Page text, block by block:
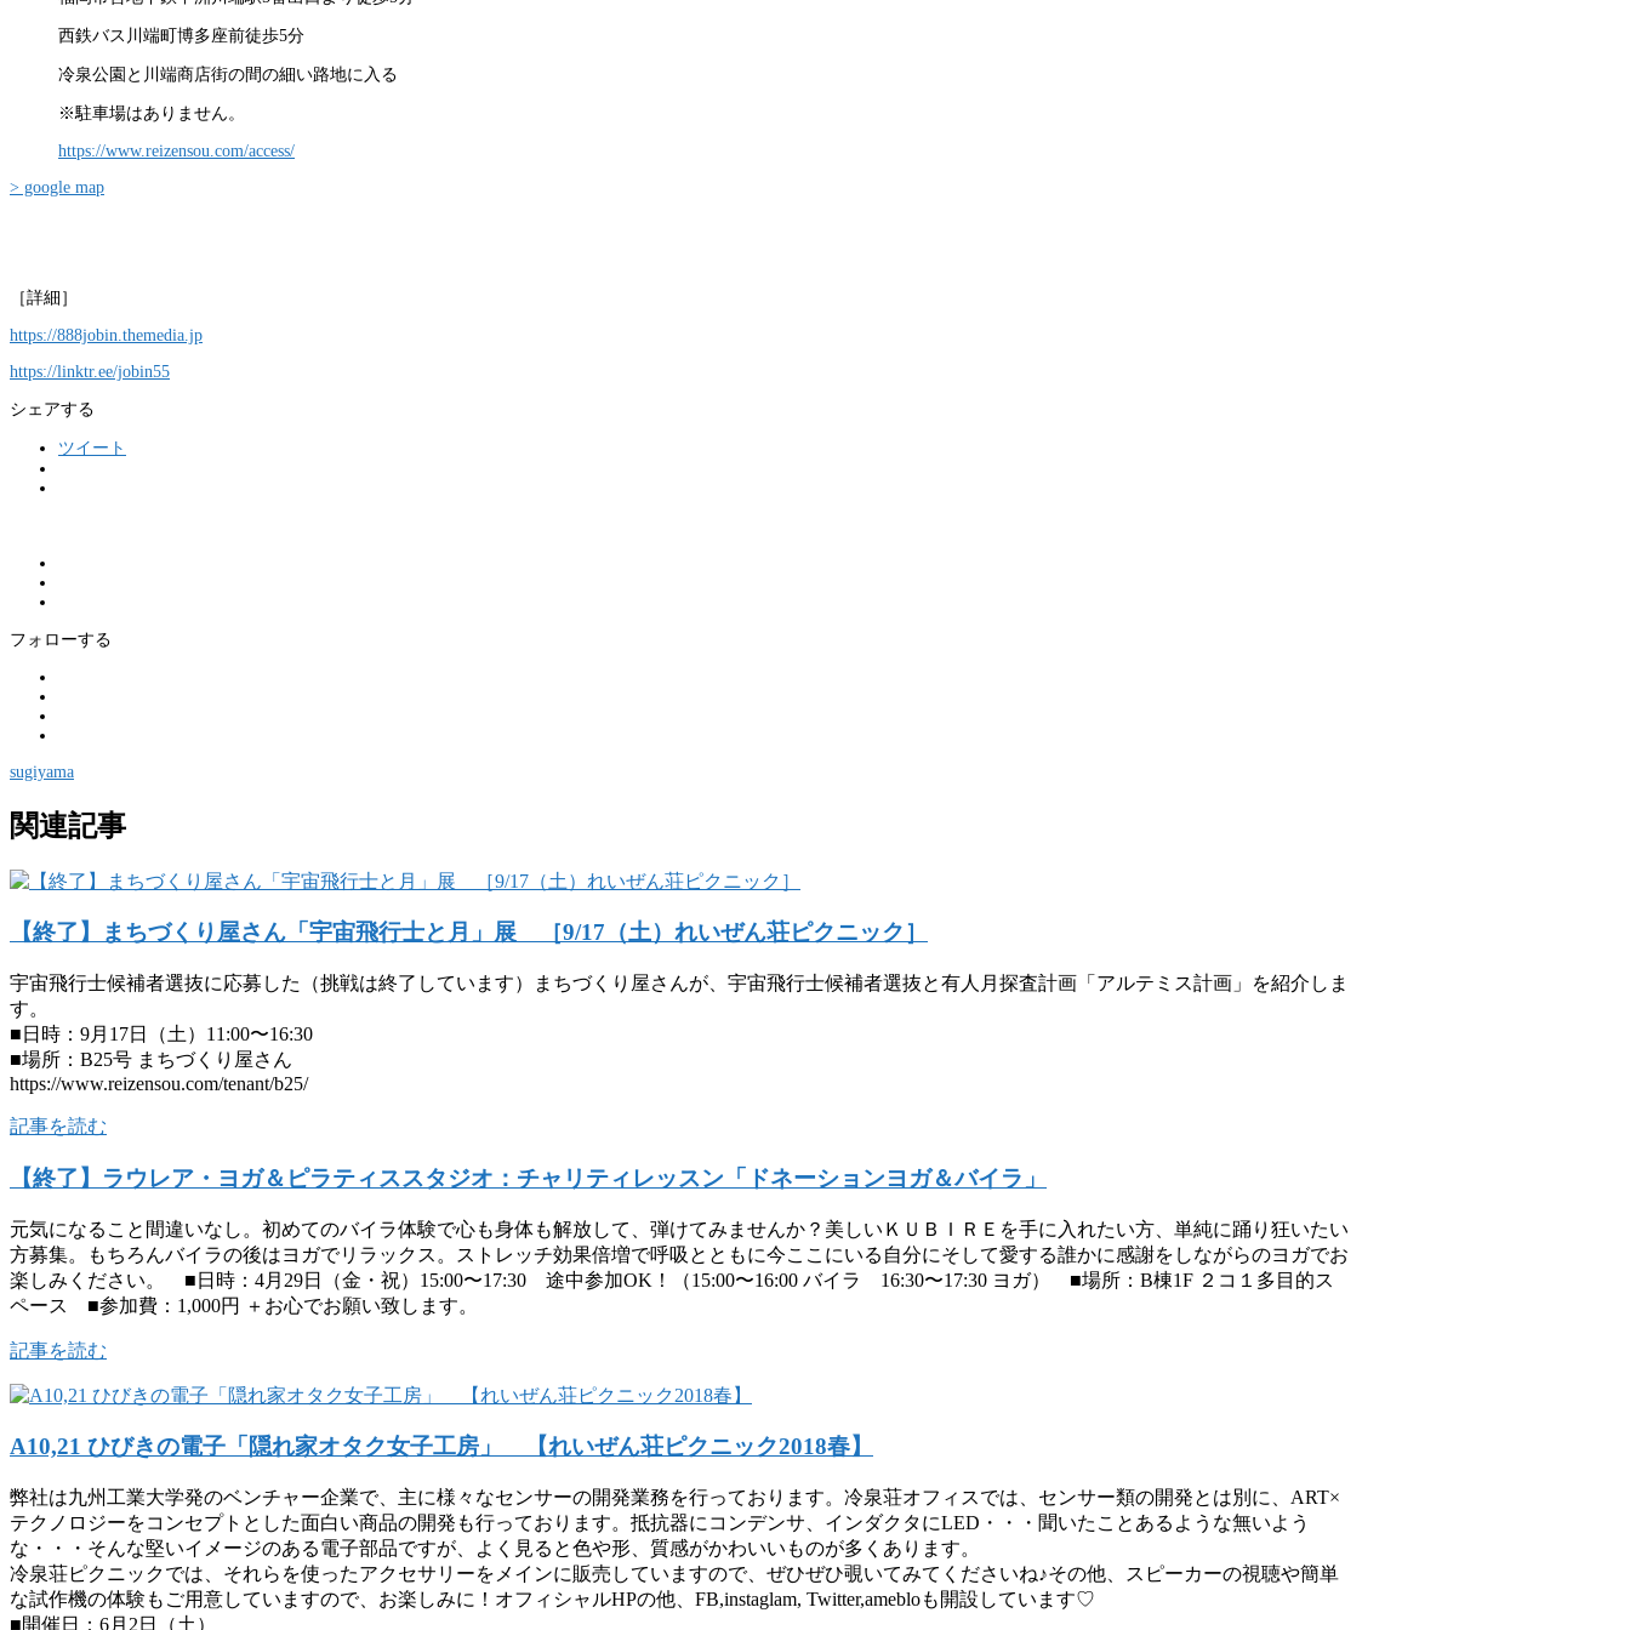
西鉄バス川端町博多座前徒歩5分
冷泉公園と川端商店街の間の細い路地に入る
※駐車場はありません。
https://www.reizensou.com/access/
> google map
［詳細］
https://888jobin.themedia.jp
https://linktr.ee/jobin55
シェアする
ツイート
フォローする
sugiyama
関連記事
【終了】まちづくり屋さん「宇宙飛行士と月」展 ［9/17（土）れいぜん荘ピクニック］
宇宙飛行士候補者選抜に応募した（挑戦は終了しています）まちづくり屋さんが、宇宙飛行士候補者選抜と有人月探査計画「アルテミス計画」を紹介しま
す。
■日時：9月17日（土）11:00〜16:30
■場所：B25号 まちづくり屋さん
https://www.reizensou.com/tenant/b25/
記事を読む
【終了】ラウレア・ヨガ＆ピラティススタジオ：チャリティレッスン「ドネーションヨガ＆バイラ」
元気になること間違いなし。初めてのバイラ体験で心も身体も解放して、弾けてみませんか？美しいＫＵＢＩＲＥを手に入れたい方、単純に踊り狂いたい
方募集。もちろんバイラの後はヨガでリラックス。ストレッチ効果倍増で呼吸とともに今ここにいる自分にそして愛する誰かに感謝をしながらのヨガでお
楽しみください。 ■日時：4月29日（金・祝）15:00〜17:30 途中参加OK！（15:00〜16:00 バイラ 16:30〜17:30 ヨガ） ■場所：B棟1F ２コ１多目的ス
ペース ■参加費：1,000円 ＋お心でお願い致します。
記事を読む
A10,21 ひびきの電子「隠れ家オタク女子工房」 【れいぜん荘ピクニック2018春】
弊社は九州工業大学発のベンチャー企業で、主に様々なセンサーの開発業務を行っております。冷泉荘オフィスでは、センサー類の開発とは別に、ART×
テクノロジーをコンセプトとした面白い商品の開発も行っております。抵抗器にコンデンサ、インダクタにLED・・・聞いたことあるような無いよう
な・・・そんな堅いイメージのある電子部品ですが、よく見ると色や形、質感がかわいいものが多くあります。
冷泉荘ピクニックでは、それらを使ったアクセサリーをメインに販売していますので、ぜひぜひ覗いてみてくださいね♪その他、スピーカーの視聴や簡単
な試作機の体験もご用意していますので、お楽しみに！オフィシャルHPの他、FB,instaglam, Twitter,amebloも開設しています♡
■開催日：6月2日（土）